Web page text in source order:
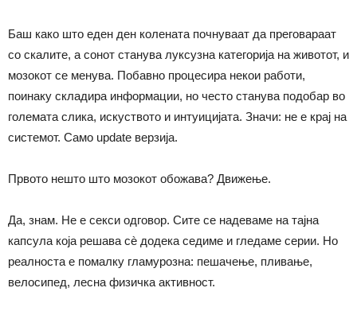
Баш како што еден ден колената почнуваат да преговараат
со скалите, а сонот станува луксузна категорија на животот, и
мозокот се менува. Побавно процесира некои работи,
поинаку складира информации, но често станува подобар во
големата слика, искуството и интуицијата. Значи: не е крај на
системот. Само update верзија.
Првото нешто што мозокот обожава? Движење.
Да, знам. Не е секси одговор. Сите се надеваме на тајна
капсула која решава сè додека седиме и гледаме серии. Но
реалноста е помалку гламурозна: пешачење, пливање,
велосипед, лесна физичка активност.